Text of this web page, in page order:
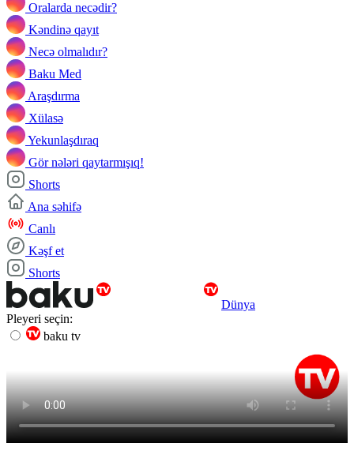
Oralarda necədir?
Kəndinə qayıt
Necə olmalıdır?
Baku Med
Araşdırma
Xülasə
Yekunlaşdıraq
Gör nələri qaytarmışıq!
Shorts
Ana səhifə
Canlı
Kəşf et
Shorts
Dünya
Pleyeri seçin:
baku tv